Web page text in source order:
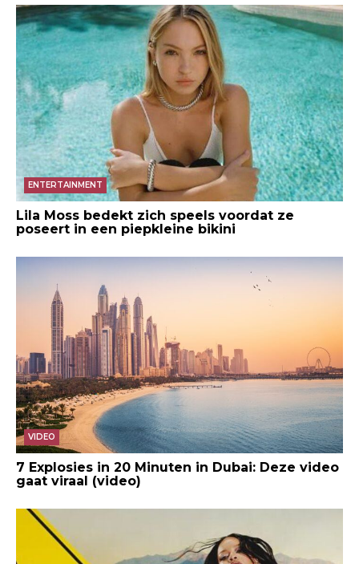
ENTERTAINMENT
Lila Moss bedekt zich speels voordat ze
poseert in een piepkleine bikini
VIDEO
7 Explosies in 20 Minuten in Dubai: Deze video
gaat viraal (video)